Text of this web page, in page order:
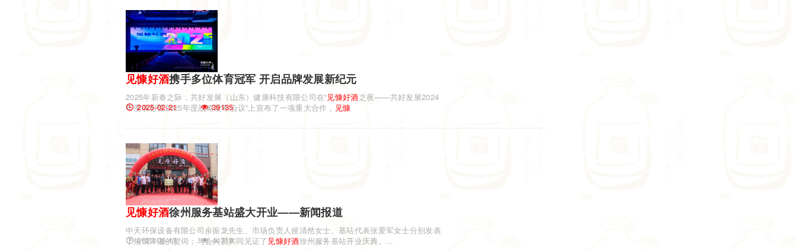
见慷好酒携手多位体育冠军 开启品牌发展新纪元
2025年新春之际，共好发展（山东）健康科技有限公司在“见慷好酒之夜——共好发展2024
年度表彰暨2025年度战略发布会议”上宣布了一项重大合作， 见慷
2025-02-21 39135
见慷好酒徐州服务基站盛大开业——新闻报道
中天环保设备有限公司余振龙先生、市场负责人侯清然女士、基站代表张爱军女士分别发表
了热情洋溢的贺词；与会人员共同见证了 见慷好酒徐州服务基站开业庆典。...
2023-06-13 44319